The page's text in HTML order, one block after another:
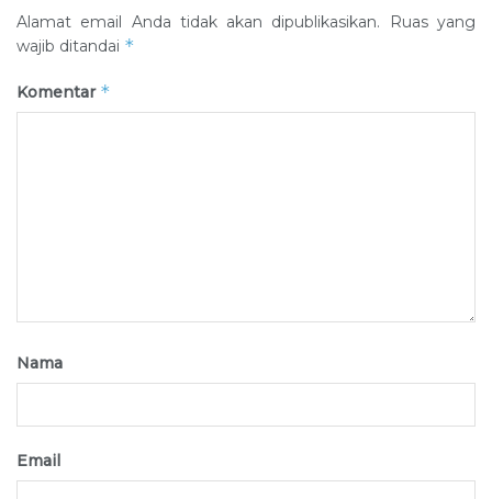
Alamat email Anda tidak akan dipublikasikan.
Ruas yang
wajib ditandai *
Komentar *
Nama
Email